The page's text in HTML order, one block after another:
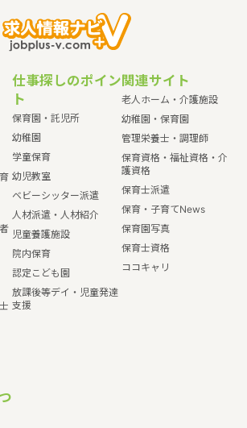
仕事探しのポイン
ト
保育園・託児所
幼稚園
学童保育
幼児教室
ベビーシッター派遣
人材派遣・人材紹介
児童養護施設
院内保育
認定こども園
放課後等デイ・児童発達
支援
関連サイト
老人ホーム・介護施設
幼稚園・保育園
管理栄養士・調理師
保育資格・福祉資格・介
護資格
保育士派遣
保育・子育てNews
保育園写真
保育士資格
ココキャリ